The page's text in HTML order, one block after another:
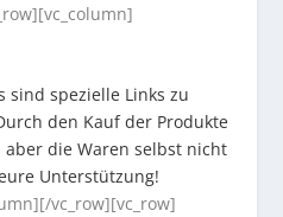
sind spezielle Links zu
den Kauf der Produkte
die Waren selbst nicht
Unterstützung!
vc_row][vc_row]